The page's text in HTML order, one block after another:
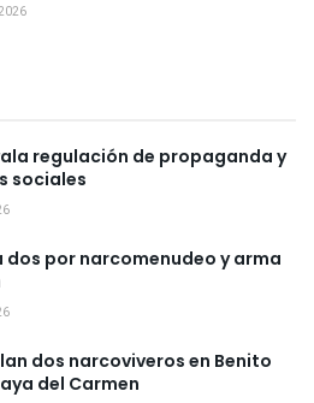
regulación de propaganda y
sociales
dos por narcomenudeo y arma
dos narcoviveros en Benito
del Carmen